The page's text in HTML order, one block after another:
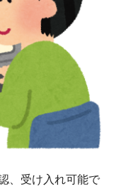
、受け入れ可能で